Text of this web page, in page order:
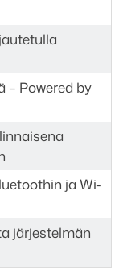
– Powered by
ja Wi-
järjestelmän